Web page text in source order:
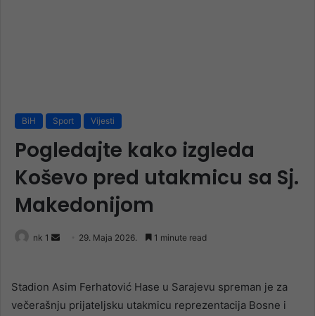
BiH Sport Vijesti
Pogledajte kako izgleda
Koševo pred utakmicu sa Sj.
Makedonijom
nk 1
Send 29. Maja 2026. 1 minute read
Stadion Asim Ferhatović Hase u Sarajevu spreman je za
večerašnju prijateljsku utakmicu reprezentacija Bosne i